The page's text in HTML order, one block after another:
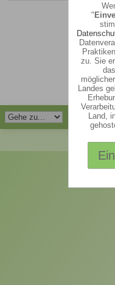
"
zu. Sie
Landes
Land,